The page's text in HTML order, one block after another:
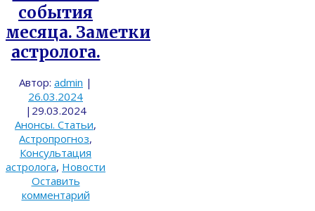
события
месяца. Заметки
астролога.
Автор: admin |
26.03.2024
| 29.03.2024
Анонсы. Статьи,
Астропрогноз,
Консультация
астролога, Новости
Оставить
комментарий